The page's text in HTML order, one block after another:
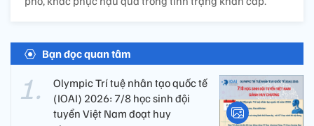
Bạn đọc quan tâm
Olympic Trí tuệ nhân tạo quốc tế
(IOAI) 2026: 7/8 học sinh đội
tuyển Việt Nam đoạt huy